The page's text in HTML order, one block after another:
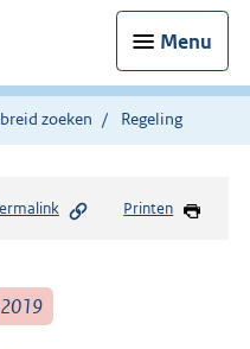
Menu
zoeken Regeling
Printen